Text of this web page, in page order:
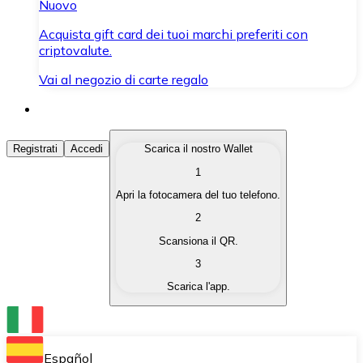
Nuovo
Acquista gift card dei tuoi marchi preferiti con
criptovalute.
Vai al negozio di carte regalo
Acquista Criptovalute
Acquista le criptovalute che ti interessano in modo
Converti le tue criptovalute in valuta fiat quando ne
Scambia una criptovaluta con un'altra
Conserva le tue cripto in un Wallet self-custodial.
Registrati Accedi
Scarica il nostro Wallet
1
Apri la fotocamera del tuo telefono.
2
Scansiona il QR.
3
Scarica l'app.
Español